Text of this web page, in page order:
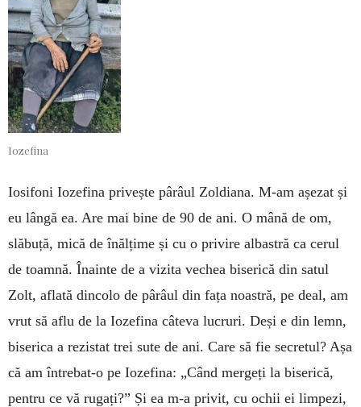
Iozefina
Iosifoni Iozefina privește pârâul Zoldiana. M-am așezat și
eu lângă ea. Are mai bine de 90 de ani. O mână de om,
slăbuță, mică de înălțime și cu o privire albastră ca cerul
de toamnă. Înainte de a vizita vechea biserică din satul
Zolt, aflată dincolo de pârâul din fața noastră, pe deal, am
vrut să aflu de la Iozefina câteva lucruri. Deși e din lemn,
biserica a rezistat trei sute de ani. Care să fie secretul? Așa
că am întrebat-o pe Iozefina: „Când mergeți la biserică,
pentru ce vă rugați?” Și ea m-a privit, cu ochii ei limpezi,